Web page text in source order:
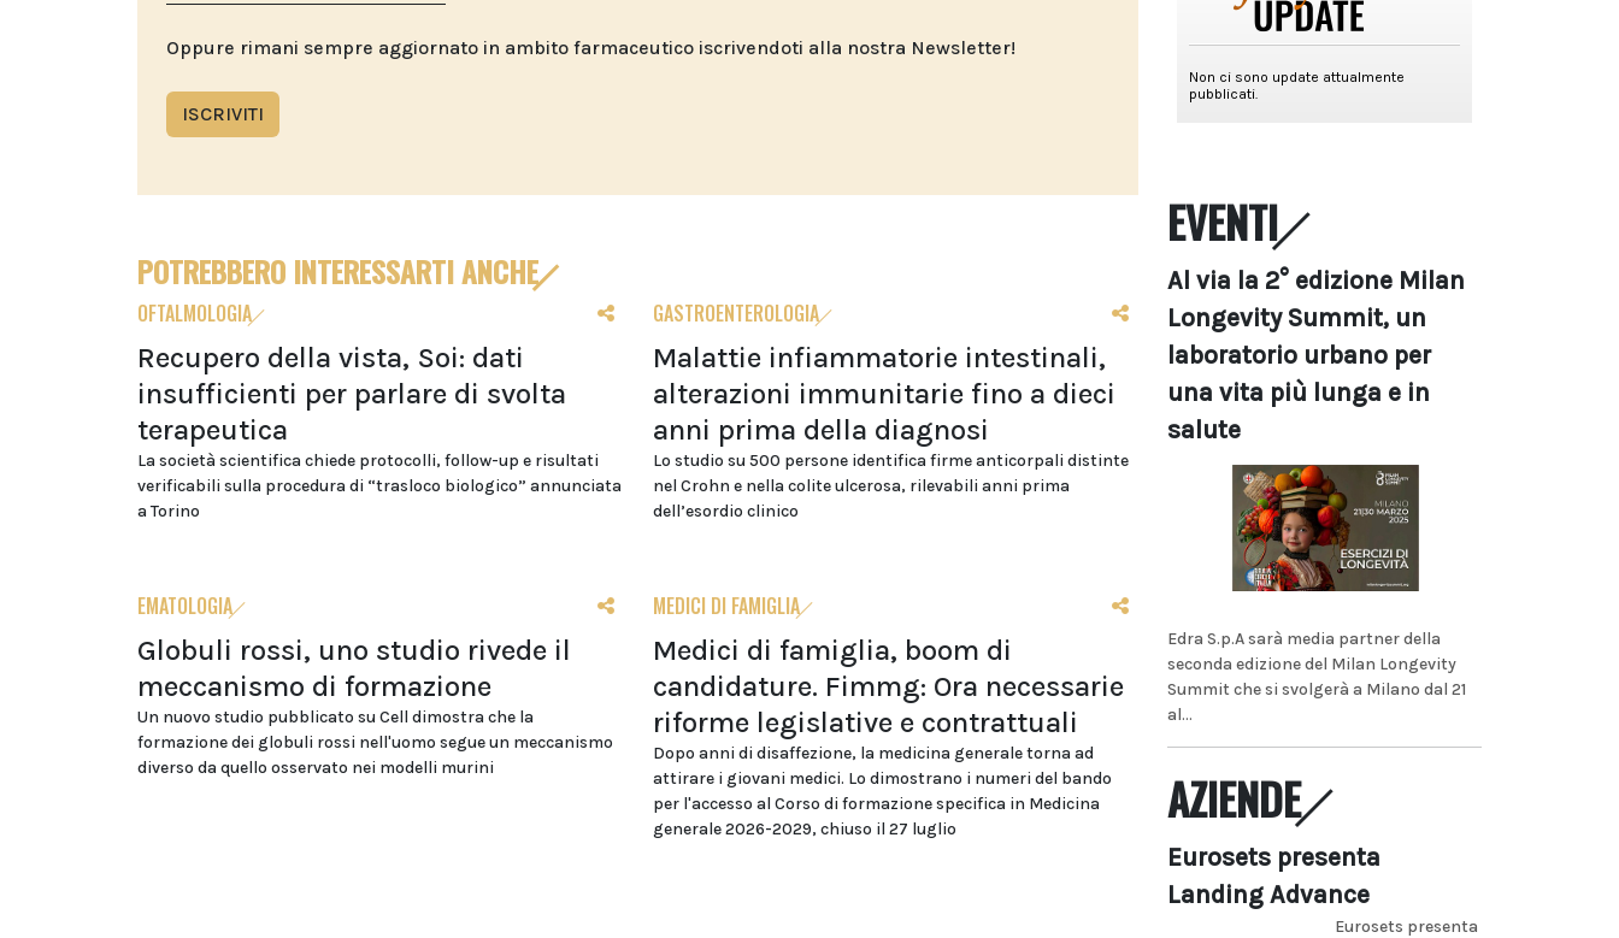
Oppure rimani sempre aggiornato in ambito farmaceutico iscrivendoti alla nostra Newsletter!
ISCRIVITI
POTREBBERO INTERESSARTI ANCHE
OFTALMOLOGIA
Recupero della vista, Soi: dati
insufficienti per parlare di svolta
terapeutica
La società scientifica chiede protocolli, follow-up e risultati
verificabili sulla procedura di “trasloco biologico” annunciata
a Torino
GASTROENTEROLOGIA
Malattie infiammatorie intestinali,
alterazioni immunitarie fino a dieci
anni prima della diagnosi
Lo studio su 500 persone identifica firme anticorpali distinte
nel Crohn e nella colite ulcerosa, rilevabili anni prima
dell’esordio clinico
EMATOLOGIA
Globuli rossi, uno studio rivede il
meccanismo di formazione
Un nuovo studio pubblicato su Cell dimostra che la
formazione dei globuli rossi nell'uomo segue un meccanismo
diverso da quello osservato nei modelli murini
MEDICI DI FAMIGLIA
Medici di famiglia, boom di
candidature. Fimmg: Ora necessarie
riforme legislative e contrattuali
Dopo anni di disaffezione, la medicina generale torna ad
attirare i giovani medici. Lo dimostrano i numeri del bando
per l'accesso al Corso di formazione specifica in Medicina
generale 2026-2029, chiuso il 27 luglio
EVENTI
Al via la 2° edizione Milan
Longevity Summit, un
laboratorio urbano per
una vita più lunga e in
salute
Edra S.p.A sarà media partner della
seconda edizione del Milan Longevity
Summit che si svolgerà a Milano dal 21
al...
AZIENDE
Eurosets presenta
Landing Advance
Eurosets presenta